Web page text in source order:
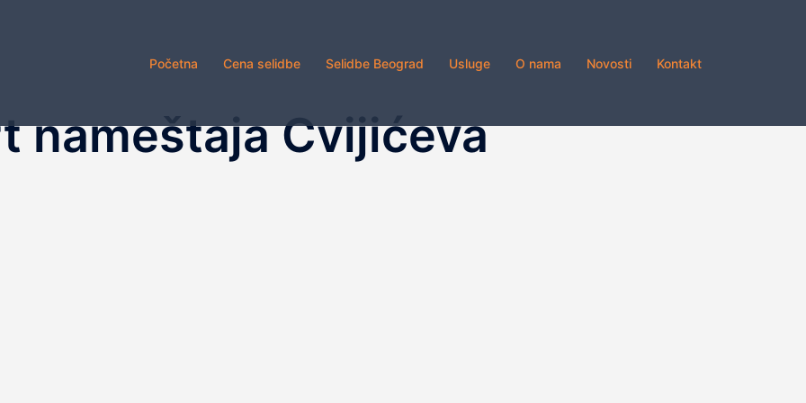
Početna Cena selidbe Selidbe Beograd Usluge O nama Novosti Kontakt
nameštaja Cvijićeva